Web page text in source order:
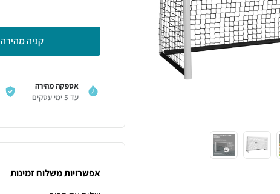
קניה מהירה
אספקה מהירה
עד 5 ימי עסקים
אפשרויות משלוח זמינות